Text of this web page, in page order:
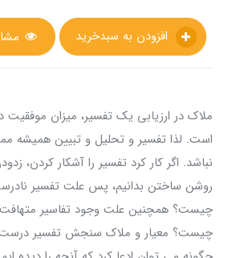
ملاک در ارزیابی یک تفسیر، میزان
است. لذا تفسير و تحلیل و تبیین همیشه
نباشد. اگر کار کرد تفسیر را آشکار کردن،
روشن ساختن بدانیم، پس علت تفسیر
چیست؟ همچنین علت وجود تفاسیر
چیست؟ معیار و ملاک سنجش تفسیر درست